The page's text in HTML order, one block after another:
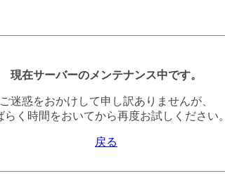
現在サーバーのメンテナンス中です。
ご迷惑をおかけして申し訳ありませんが、
らく時間をおいてから再度お試しください。
戻る